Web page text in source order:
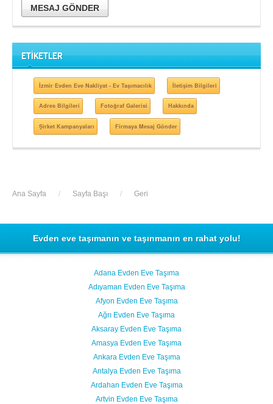
MESAJ GÖNDER
ETİKETLER
İzmir Evden Eve Nakliyat - Ev Taşımacılık İletişim Bilgileri
Adres Bilgileri Fotoğraf Galerisi Hakkında
Şirket Kampanyaları Firmaya Mesaj Gönder
Ana Sayfa / Sayfa Başı / Geri
Evden eve taşımanın ve taşınmanın en rahat yolu!
Adana Evden Eve Taşıma
Adıyaman Evden Eve Taşıma
Afyon Evden Eve Taşıma
Ağrı Evden Eve Taşıma
Aksaray Evden Eve Taşıma
Amasya Evden Eve Taşıma
Ankara Evden Eve Taşıma
Antalya Evden Eve Taşıma
Ardahan Evden Eve Taşıma
Artvin Evden Eve Taşıma